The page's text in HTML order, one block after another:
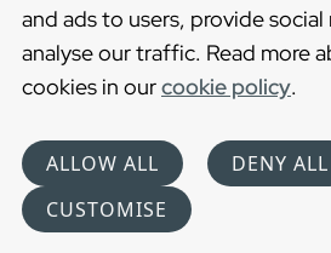
and ads to users, provide
analyse our traffic. Read more
cookies in ourcookie policy.
ALLOW ALL
DENY ALL
CUSTOMISE
Cookies
Privacy
Choose language